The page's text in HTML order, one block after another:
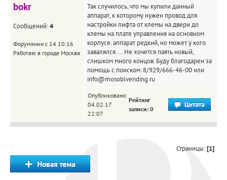
bokr
Сообщений:4
Форумянин с 14.10.16
Работаю в городе Москва
Так случилось, что мы купили данный
аппарат, к которому нужен провод для
настройки лифта от клемы на двери до
клемы на плате управления на основном
корпусе. аппарат редкий, но может у кого
завалялся.... Не хочется паять новый,
слишком много концов. Буду благодарен за
помощь с поиском. 8/929/666-46-00 или
info@mosoblvending.ru
Опубликовано:
04.02.17
22:07
Рейтинг
записи: 0
Страницы:[1]